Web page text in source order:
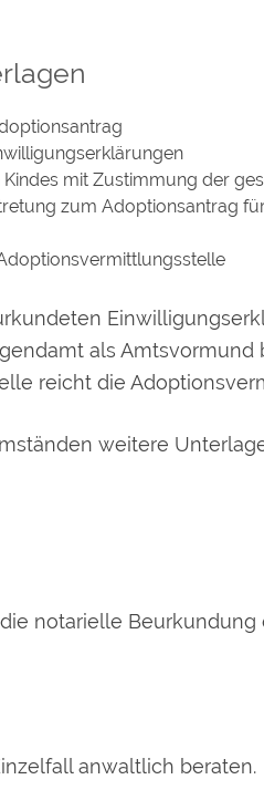
mit Zustimmung der
zum Adoptionsantrag
als Amtsvormund
reicht die
weitere
notarielle Beurkundung
anwaltlich beraten.